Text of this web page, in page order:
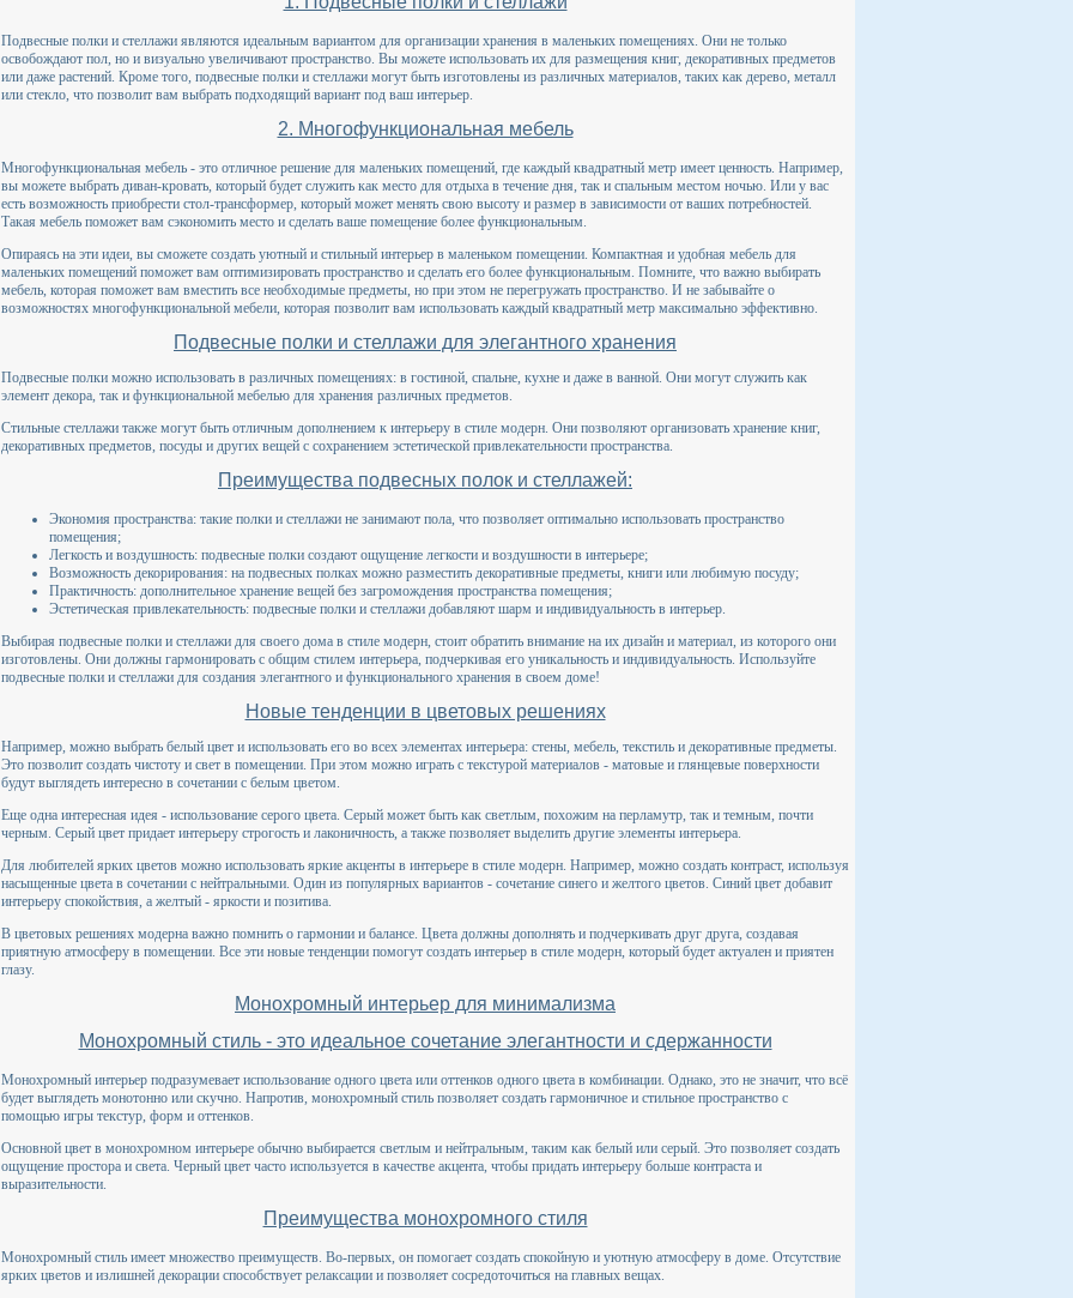
Подвесные полки и стеллажи являются идеальным вариантом для организации хранения в маленьких помещениях. Они не только
освобождают пол, но и визуально увеличивают пространство. Вы можете использовать их для размещения книг, декоративных предметов
или даже растений. Кроме того, подвесные полки и стеллажи могут быть изготовлены из различных материалов, таких как дерево, металл
или стекло, что позволит вам выбрать подходящий вариант под ваш интерьер.
2. Многофункциональная мебель
Многофункциональная мебель - это отличное решение для маленьких помещений, где каждый квадратный метр имеет ценность. Например,
вы можете выбрать диван-кровать, который будет служить как место для отдыха в течение дня, так и спальным местом ночью. Или у вас
есть возможность приобрести стол-трансформер, который может менять свою высоту и размер в зависимости от ваших потребностей.
Такая мебель поможет вам сэкономить место и сделать ваше помещение более функциональным.
Опираясь на эти идеи, вы сможете создать уютный и стильный интерьер в маленьком помещении. Компактная и удобная мебель для
маленьких помещений поможет вам оптимизировать пространство и сделать его более функциональным. Помните, что важно выбирать
мебель, которая поможет вам вместить все необходимые предметы, но при этом не перегружать пространство. И не забывайте о
возможностях многофункциональной мебели, которая позволит вам использовать каждый квадратный метр максимально эффективно.
Подвесные полки и стеллажи для элегантного хранения
Подвесные полки можно использовать в различных помещениях: в гостиной, спальне, кухне и даже в ванной. Они могут служить как
элемент декора, так и функциональной мебелью для хранения различных предметов.
Стильные стеллажи также могут быть отличным дополнением к интерьеру в стиле модерн. Они позволяют организовать хранение книг,
декоративных предметов, посуды и других вещей с сохранением эстетической привлекательности пространства.
Преимущества подвесных полок и стеллажей:
Экономия пространства: такие полки и стеллажи не занимают пола, что позволяет оптимально использовать пространство
помещения;
Легкость и воздушность: подвесные полки создают ощущение легкости и воздушности в интерьере;
Возможность декорирования: на подвесных полках можно разместить декоративные предметы, книги или любимую посуду;
Практичность: дополнительное хранение вещей без загромождения пространства помещения;
Эстетическая привлекательность: подвесные полки и стеллажи добавляют шарм и индивидуальность в интерьер.
Выбирая подвесные полки и стеллажи для своего дома в стиле модерн, стоит обратить внимание на их дизайн и материал, из которого они
изготовлены. Они должны гармонировать с общим стилем интерьера, подчеркивая его уникальность и индивидуальность. Используйте
подвесные полки и стеллажи для создания элегантного и функционального хранения в своем доме!
Новые тенденции в цветовых решениях
Например, можно выбрать белый цвет и использовать его во всех элементах интерьера: стены, мебель, текстиль и декоративные предметы.
Это позволит создать чистоту и свет в помещении. При этом можно играть с текстурой материалов - матовые и глянцевые поверхности
будут выглядеть интересно в сочетании с белым цветом.
Еще одна интересная идея - использование серого цвета. Серый может быть как светлым, похожим на перламутр, так и темным, почти
черным. Серый цвет придает интерьеру строгость и лаконичность, а также позволяет выделить другие элементы интерьера.
Для любителей ярких цветов можно использовать яркие акценты в интерьере в стиле модерн. Например, можно создать контраст, используя
насыщенные цвета в сочетании с нейтральными. Один из популярных вариантов - сочетание синего и желтого цветов. Синий цвет добавит
интерьеру спокойствия, а желтый - яркости и позитива.
В цветовых решениях модерна важно помнить о гармонии и балансе. Цвета должны дополнять и подчеркивать друг друга, создавая
приятную атмосферу в помещении. Все эти новые тенденции помогут создать интерьер в стиле модерн, который будет актуален и приятен
глазу.
Монохромный интерьер для минимализма
Монохромный стиль - это идеальное сочетание элегантности и сдержанности
Монохромный интерьер подразумевает использование одного цвета или оттенков одного цвета в комбинации. Однако, это не значит, что всё
будет выглядеть монотонно или скучно. Напротив, монохромный стиль позволяет создать гармоничное и стильное пространство с
помощью игры текстур, форм и оттенков.
Основной цвет в монохромном интерьере обычно выбирается светлым и нейтральным, таким как белый или серый. Это позволяет создать
ощущение простора и света. Черный цвет часто используется в качестве акцента, чтобы придать интерьеру больше контраста и
выразительности.
Преимущества монохромного стиля
Монохромный стиль имеет множество преимуществ. Во-первых, он помогает создать спокойную и уютную атмосферу в доме. Отсутствие
ярких цветов и излишней декорации способствует релаксации и позволяет сосредоточиться на главных вещах.